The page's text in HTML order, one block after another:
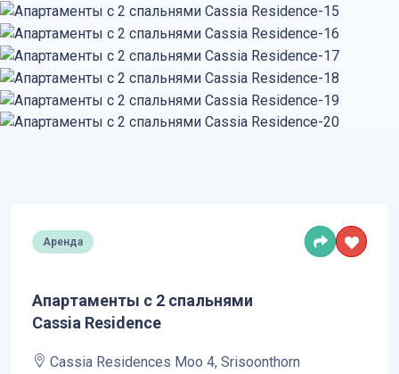
Войти
Аренда
Апартаменты с 2 спальнями
Cassia Residence
Cassia Residences Moo 4, Srisoonthorn